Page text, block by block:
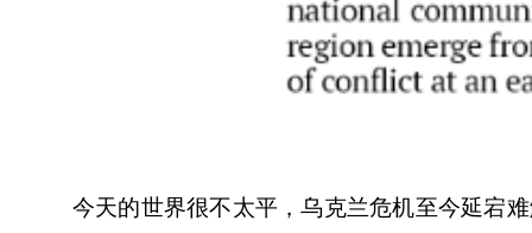
今天的世界很不太平，乌克兰危机至今延宕